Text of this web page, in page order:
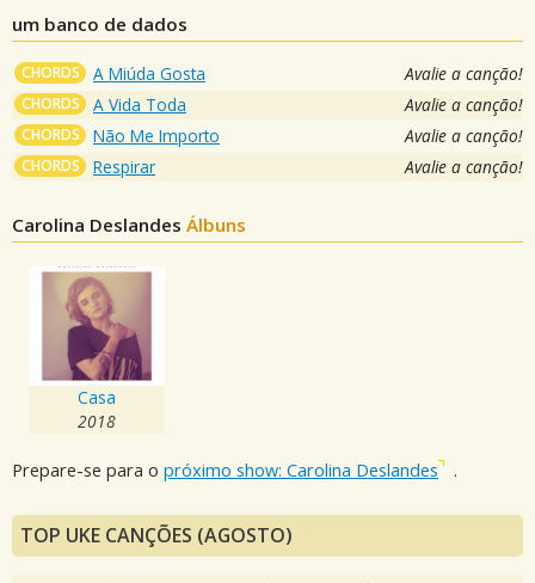
um banco de dados
CHORDS A Miúda Gosta Avalie a canção!
CHORDS A Vida Toda Avalie a canção!
CHORDS Não Me Importo Avalie a canção!
CHORDS Respirar Avalie a canção!
Carolina Deslandes Álbuns
Casa
2018
Prepare-se para o próximo show: Carolina Deslandes .
TOP UKE CANÇÕES (AGOSTO)